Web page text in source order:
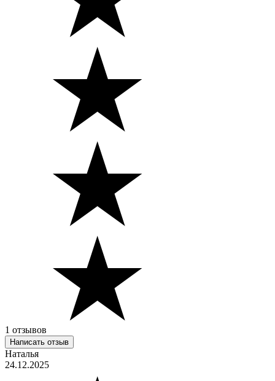
1 отзывов
Написать отзыв
Наталья
24.12.2025